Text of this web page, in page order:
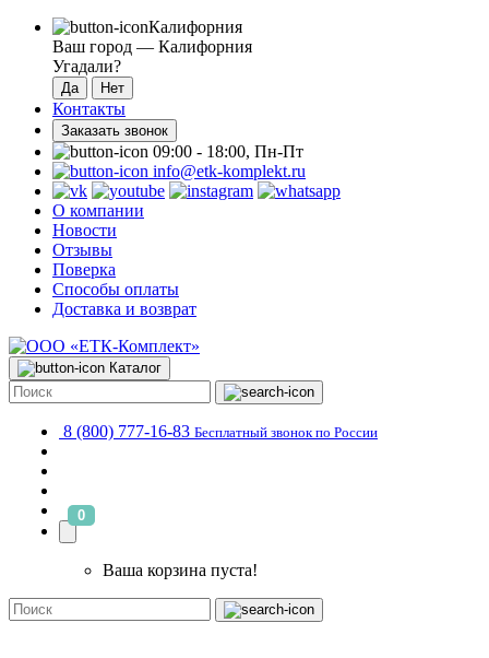
Калифорния
Ваш город — Калифорния
Угадали?
Контакты
Заказать звонок
09:00 - 18:00, Пн-Пт
info@etk-komplekt.ru
О компании
Новости
Отзывы
Поверка
Способы оплаты
Доставка и возврат
Каталог
8 (800) 777-16-83 Бесплатный звонок по России
0
Ваша корзина пуста!